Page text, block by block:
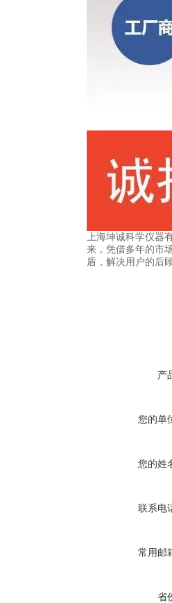
上海坤诚科学仪器
来，凭借多年的市
盾，解决用户的后
产
您的单
您的姓
联系电
常用邮
省